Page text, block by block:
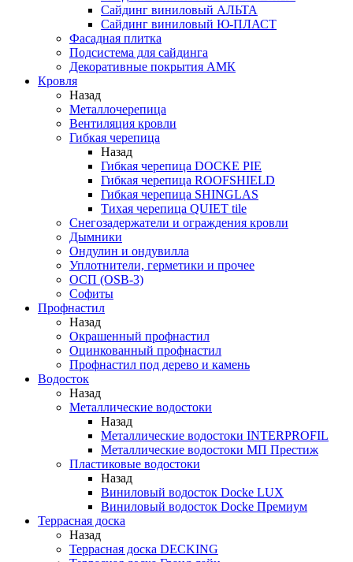
Сайдинг виниловый АЛЬТА
Сайдинг виниловый Ю-ПЛАСТ
Фасадная плитка
Подсистема для сайдинга
Декоративные покрытия АМК
Кровля
Назад
Металлочерепица
Вентиляция кровли
Гибкая черепица
Назад
Гибкая черепица DOCKE PIE
Гибкая черепица ROOFSHIELD
Гибкая черепица SHINGLAS
Тихая черепица QUIET tile
Снегозадержатели и ограждения кровли
Дымники
Ондулин и ондувилла
Уплотнители, герметики и прочее
ОСП (OSB-3)
Софиты
Профнастил
Назад
Окрашенный профнастил
Оцинкованный профнастил
Профнастил под дерево и камень
Водосток
Назад
Металлические водостоки
Назад
Металлические водостоки INTERPROFIL
Металлические водостоки МП Престиж
Пластиковые водостоки
Назад
Виниловый водосток Docke LUX
Виниловый водосток Docke Премиум
Террасная доска
Назад
Террасная доска DECKING